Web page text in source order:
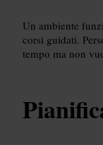
Un ambiente
corsi guidati.
tempo ma non